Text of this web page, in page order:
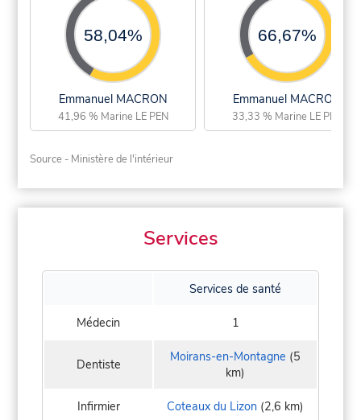
58,04%
Emmanuel MACRON
41,96 % Marine LE PEN
66,67%
Emmanuel MACRON
33,33 % Marine LE PEN
Source - Ministère de l'intérieur
Services
Services de santé
Médecin 1
Dentiste Moirans-en-Montagne (5
km)
Infirmier Coteaux du Lizon (2,6 km)